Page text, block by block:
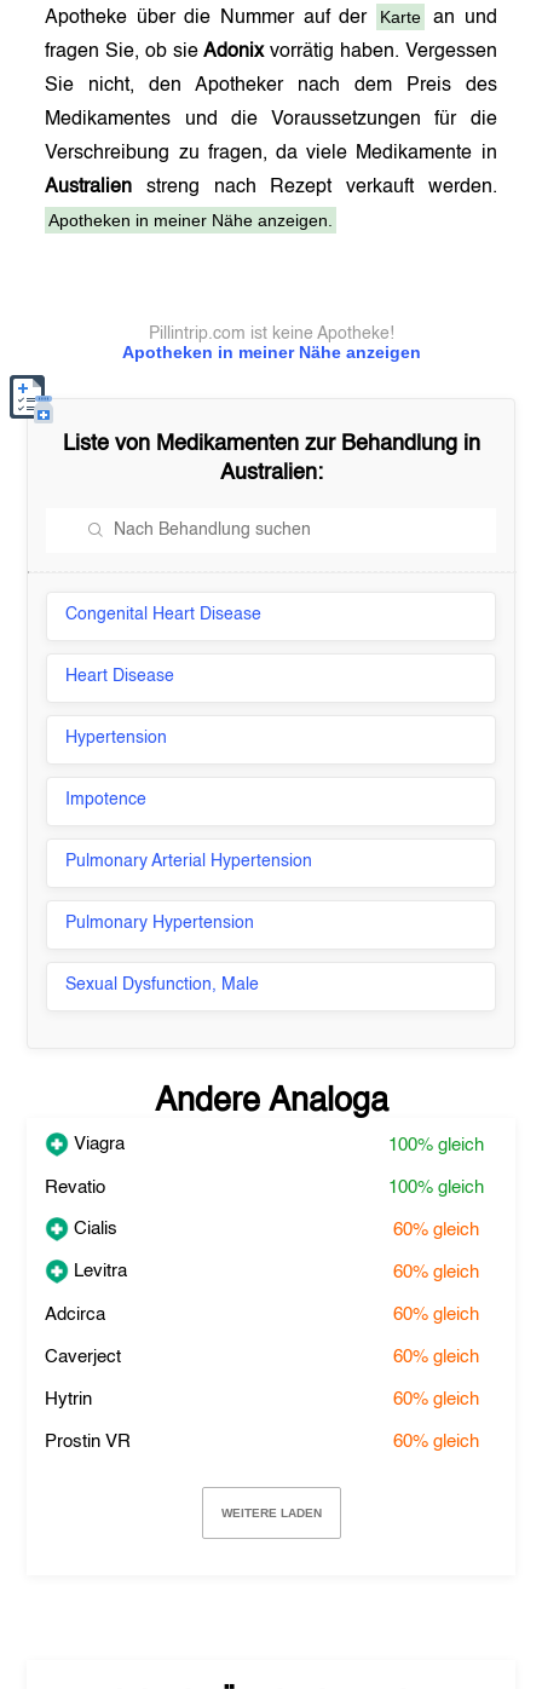
Apotheke über die Nummer auf der Karte
an und
fragen Sie, ob sieAdonixvorrätig haben. Vergessen
Sie nicht, den Apotheker nach dem Preis des
Medikamentes und die Voraussetzungen für die
Verschreibung zu fragen, da viele Medikamente in
Australien streng nach Rezept verkauft werden.
Apotheken in meiner Nähe anzeigen.
Apotheken in meiner Nähe anzeigen
Pillintrip.com ist keine Apotheke!
Liste von Medikamenten zur Behandlung in
Australien:
Congenital Heart Disease
Heart Disease
Hypertension
Impotence
Pulmonary Arterial Hypertension
Pulmonary Hypertension
Sexual Dysfunction, Male
Andere Analoga
Viagra 100% gleich
Revatio 100% gleich
Cialis 60% gleich
Levitra 60% gleich
Adcirca 60% gleich
Caverject 60% gleich
Hytrin 60% gleich
Prostin VR 60% gleich
WEITERE LADEN